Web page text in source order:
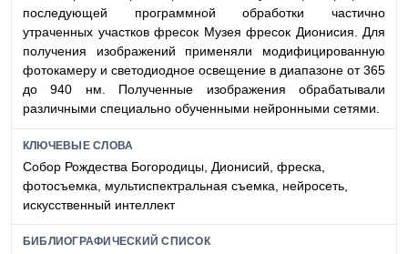
последующей программной обработки частично
утраченных участков фресок Музея фресок Дионисия. Для
получения изображений применяли модифицированную
фотокамеру и светодиодное освещение в диапазоне от 365
до 940 нм. Полученные изображения обрабатывали
различными специально обученными нейронными сетями.
КЛЮЧЕВЫЕ СЛОВА
Собор Рождества Богородицы, Дионисий, фреска,
фотосъемка, мультиспектральная съемка, нейросеть,
искусственный интеллект
БИБЛИОГРАФИЧЕСКИЙ СПИСОК